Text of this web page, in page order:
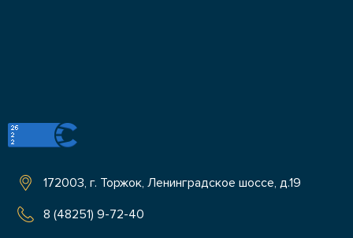
172003, г. Торжок, Ленинградское шоссе, д.19
8 (48251) 9-72-40